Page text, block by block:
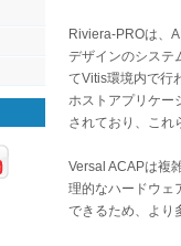
Riviera-PROは、
デザインのシステ
てVitis環境内で行
ホストアプリケー
されており、これ
Versal ACAPは複
理的なハードウェ
できるため、より